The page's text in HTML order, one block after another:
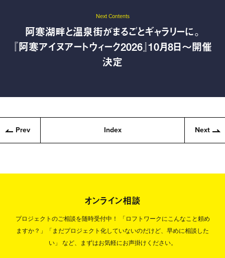
Next Contents
阿寒湖畔と温泉街がまるごとギャラリーに。
『阿寒アイヌアートウィーク2026』10月8日〜開催
決定
Prev Index Next
オンライン相談
プロジェクトのご相談を随時受付中！
「ロフトワークにこんなこと頼め
ますか？」「まだプロジェクト化していないのだけど、早めに相談した
い」
など、まずはお気軽にお声掛けください。